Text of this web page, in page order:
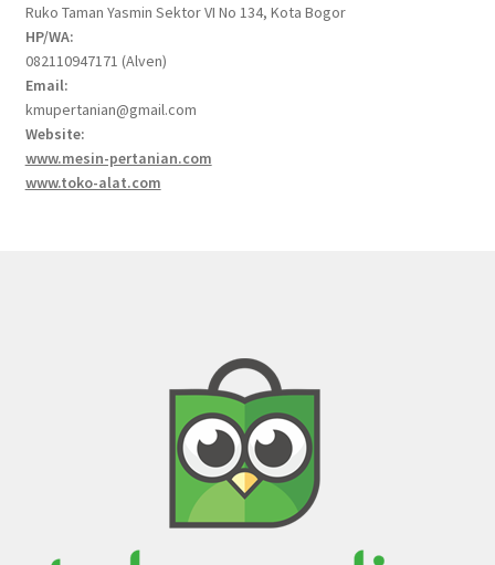
Ruko Taman Yasmin Sektor VI No 134, Kota Bogor
HP/WA:
082110947171 (Alven)
Email:
kmupertanian@gmail.com
Website:
www.mesin-pertanian.com
www.toko-alat.com